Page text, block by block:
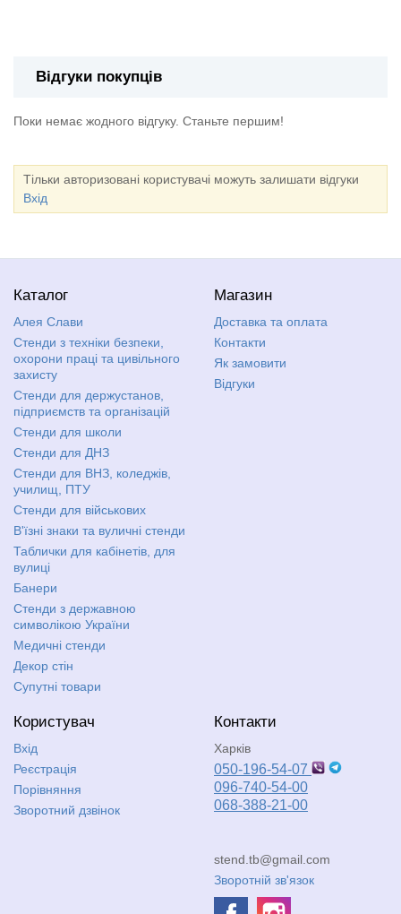
Відгуки покупців
Поки немає жодного відгуку. Станьте першим!
Тільки авторизовані користувачі можуть залишати відгуки
Вхід
Каталог
Алея Слави
Стенди з техніки безпеки,
охорони праці та цивільного
захисту
Стенди для держустанов,
підприємств та організацій
Стенди для школи
Стенди для ДНЗ
Стенди для ВНЗ, коледжів,
училищ, ПТУ
Стенди для військових
В'їзні знаки та вуличні стенди
Таблички для кабінетів, для
вулиці
Банери
Стенди з державною
символікою України
Медичні стенди
Декор стін
Супутні товари
Магазин
Доставка та оплата
Контакти
Як замовити
Відгуки
Користувач
Вхід
Реєстрація
Порівняння
Зворотний дзвінок
Контакти
Харків
050-196-54-07
096-740-54-00
068-388-21-00
stend.tb@gmail.com
Зворотній зв'язок